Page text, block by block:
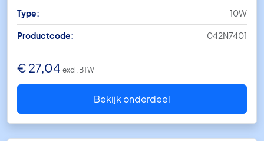
Type: 10W
Productcode: 042N7401
€ 27,04 excl. BTW
Bekijk onderdeel